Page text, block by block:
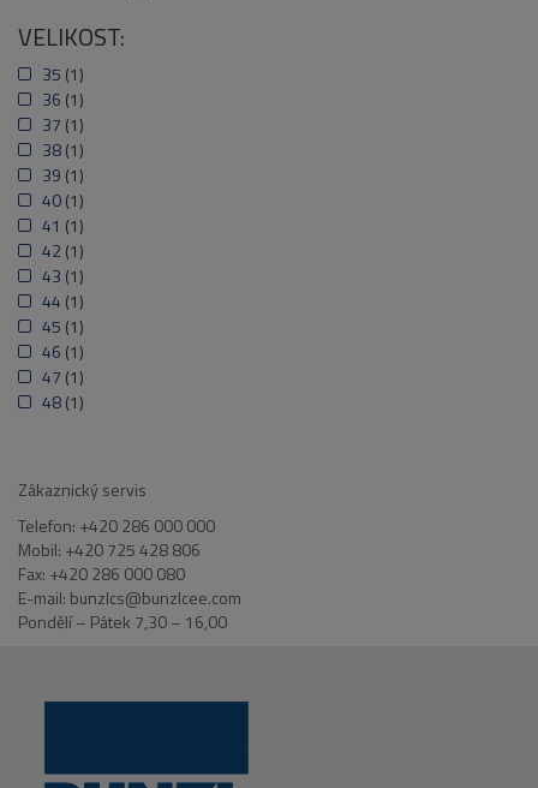
VELIKOST:
35 (1)
36 (1)
37 (1)
38 (1)
39 (1)
40 (1)
41 (1)
42 (1)
43 (1)
44 (1)
45 (1)
46 (1)
47 (1)
48 (1)
Zákaznický servis
Telefon: +420 286 000 000
Mobil: +420 725 428 806
Fax: +420 286 000 080
E-mail: bunzlcs@bunzlcee.com
Pondělí – Pátek 7,30 – 16,00